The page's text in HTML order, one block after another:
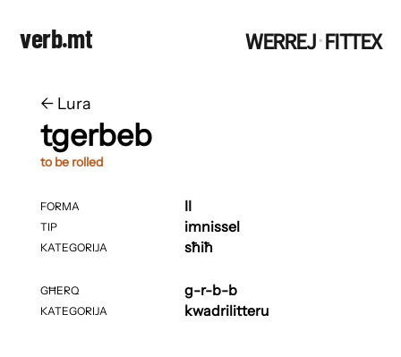
verb.mt WERREJ·FITTEX
← ​​Lura
tgerbeb
to be rolled
FORMA
TIP
KATEGORIJA
GĦERQ
KATEGORIJA
II
imnissel
sħiħ
g-r-b-b
kwadrilitteru